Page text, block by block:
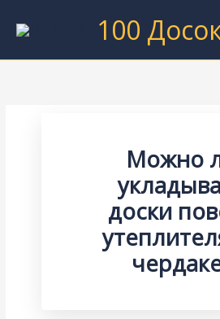
100
Можно
доски